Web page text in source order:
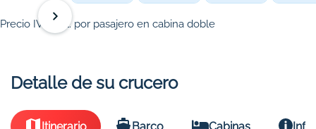
Precio IVA incl. por pasajero en cabina doble
Detalle de su crucero